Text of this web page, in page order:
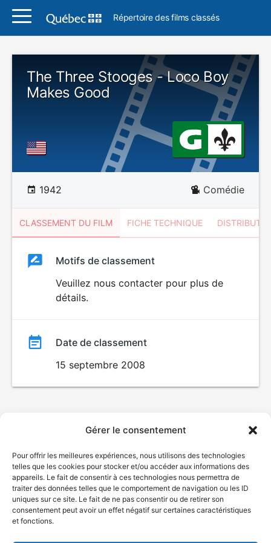
Gérer le consentement
Pour offrir les meilleures expériences, nous utilisons des technologies
telles que les cookies pour stocker et/ou accéder aux informations des
appareils. Le fait de consentir à ces technologies nous permettra de
traiter des données telles que le comportement de navigation ou les ID
uniques sur ce site. Le fait de ne pas consentir ou de retirer son
consentement peut avoir un effet négatif sur certaines caractéristiques
et fonctions.
Répertoire des films classés
The Three Stooges - Loco Boy
Makes Good
1942 Comédie
CLASSEMENT DU FILM FICHE TECHNIQUE
ClassementClassement
Motifs de classement
Veuillez nous contacter pour plus de
détails.
Date de classement
15 septembre 2008